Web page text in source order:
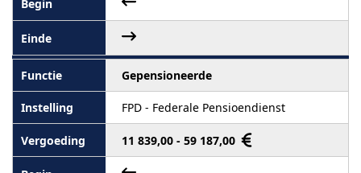
Gepensioneerde
FPD - Federale Pensioendienst
11 839,00 - 59 187,00